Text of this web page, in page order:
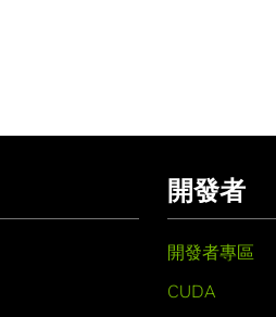
開發者
開發者專區
CUDA